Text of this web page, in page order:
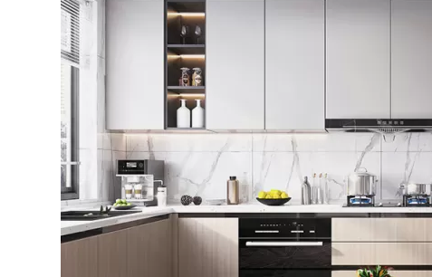
Bếp từ-Bếp hồng ngoại
Ray trượt – bản lề – tay nắm cửa
Phụ kiện tủ bếp dưới
Giá để bát đĩa đa năng
Giá để dao thớt
Kệ để chất tẩy rửa
Kệ gia vị
Kệ góc liên hoàn